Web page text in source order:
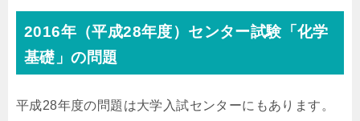
2016年（平成28年度）センター試験「化学
基礎」の問題
平成28年度の問題は大学入試センターにもあります。